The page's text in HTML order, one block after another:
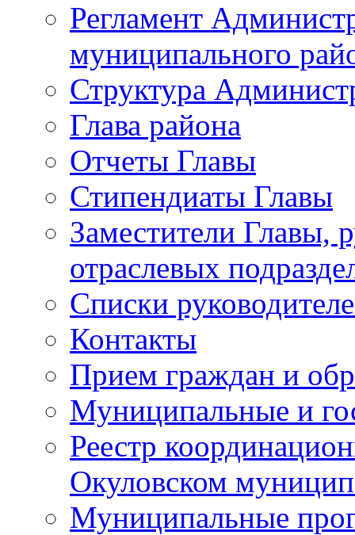
Регламент
муниципального
Структура
Глава района
Отчеты Главы
Стипендиаты Главы
Заместители Главы,
отраслевых
Списки
Контакты
Прием граждан и
Муниципальные и
Реестр
Окуловском
Муниципальные